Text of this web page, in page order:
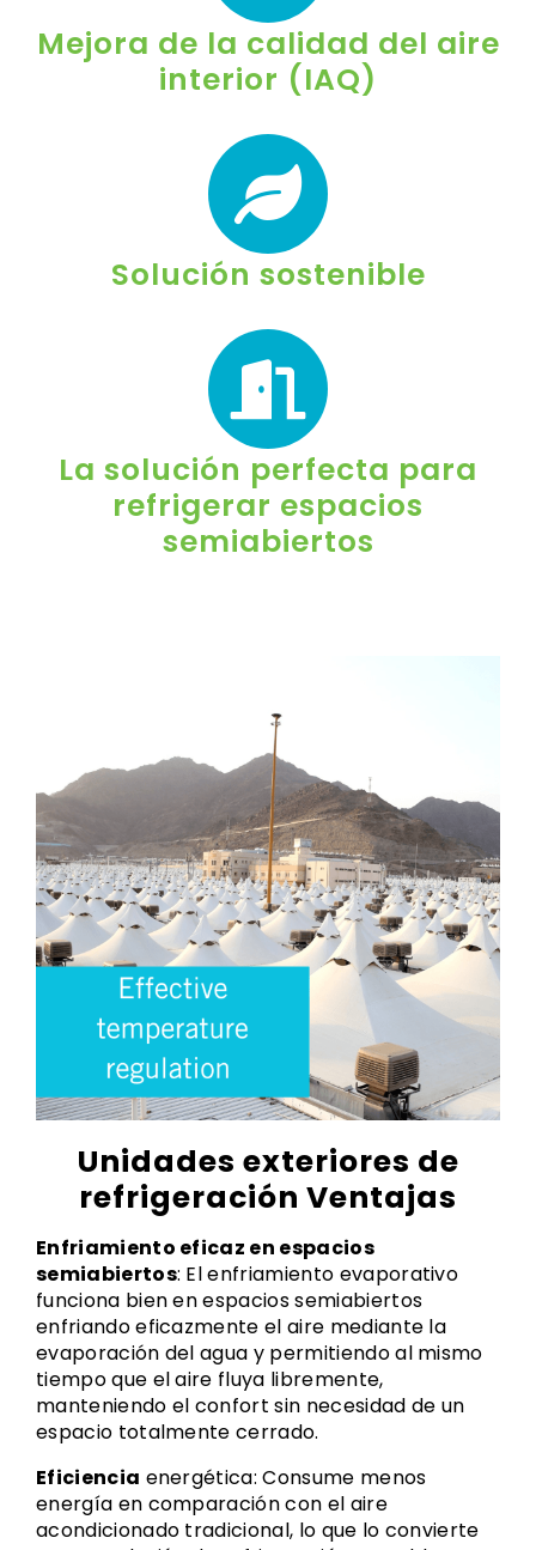
Mejora de la calidad del aire
interior (IAQ)
Solución sostenible
La solución perfecta para
refrigerar espacios
semiabiertos
Unidades exteriores de
refrigeración Ventajas
Enfriamiento eficaz en espacios
semiabiertos: El enfriamiento evaporativo
funciona bien en espacios semiabiertos
enfriando eficazmente el aire mediante la
evaporación del agua y permitiendo al mismo
tiempo que el aire fluya libremente,
manteniendo el confort sin necesidad de un
espacio totalmente cerrado.
Eficiencia energética: Consume menos
energía en comparación con el aire
acondicionado tradicional, lo que lo convierte